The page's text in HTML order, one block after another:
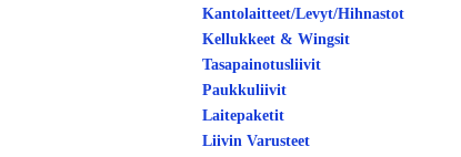
Kantolaitteet/Levyt/Hihnastot
Kellukkeet & Wingsit
Tasapainotusliivit
Paukkuliivit
Laitepaketit
Liivin Varusteet